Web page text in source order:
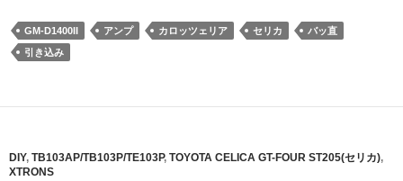
GM-D1400II アンプ カロッツェリア セリカ
バッ直
引き込み
DIY, TB103AP/TB103P/TE103P, TOYOTA CELICA GT-FOUR ST205(セリカ),
XTRONS